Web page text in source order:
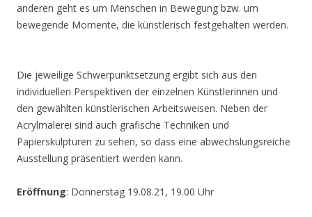
anderen geht es um Menschen in Bewegung bzw. um
bewegende Momente, die künstlerisch festgehalten werden.
Die jeweilige Schwerpunktsetzung ergibt sich aus den
individuellen Perspektiven der einzelnen Künstlerinnen und
den gewählten künstlerischen Arbeitsweisen. Neben der
Acrylmalerei sind auch grafische Techniken und
Papierskulpturen zu sehen, so dass eine abwechslungsreiche
Ausstellung präsentiert werden kann.
Eröffnung: Donnerstag 19.08.21, 19.00 Uhr